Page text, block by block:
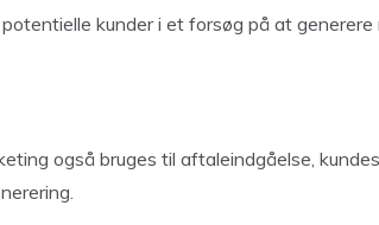
kunder i et forsøg på at generere
også bruges til aftaleindgåelse,